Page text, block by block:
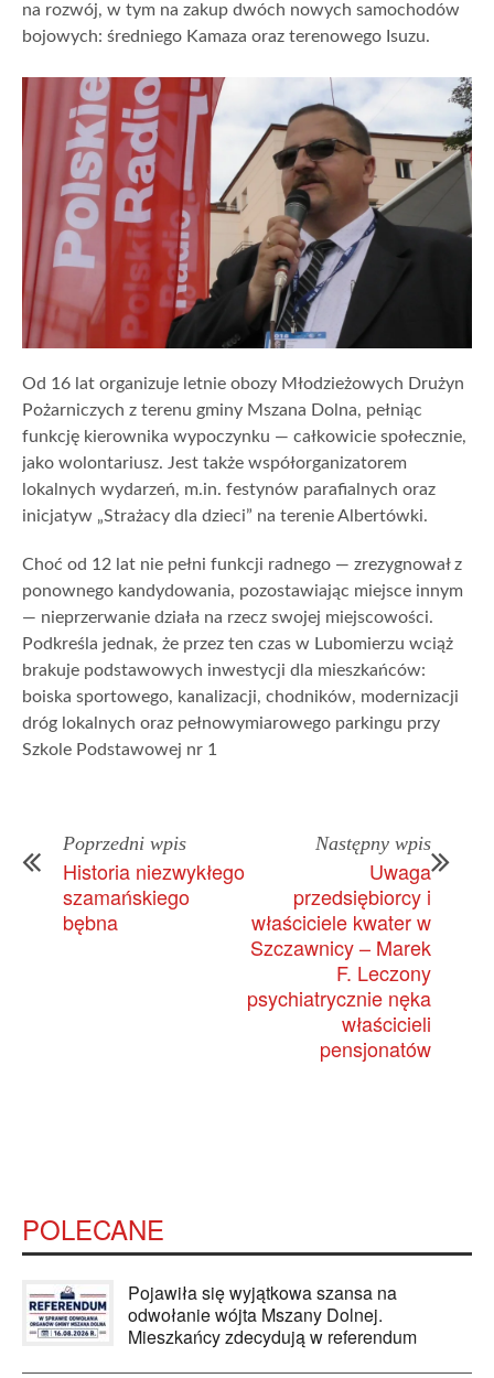
na rozwój, w tym na zakup dwóch nowych samochodów
bojowych: średniego Kamaza oraz terenowego Isuzu.
Od 16 lat organizuje letnie obozy Młodzieżowych Drużyn
Pożarniczych z terenu gminy Mszana Dolna, pełniąc
funkcję kierownika wypoczynku — całkowicie społecznie,
jako wolontariusz. Jest także współorganizatorem
lokalnych wydarzeń, m.in. festynów parafialnych oraz
inicjatyw „Strażacy dla dzieci” na terenie Albertówki.
Choć od 12 lat nie pełni funkcji radnego — zrezygnował z
ponownego kandydowania, pozostawiając miejsce innym
— nieprzerwanie działa na rzecz swojej miejscowości.
Podkreśla jednak, że przez ten czas w Lubomierzu wciąż
brakuje podstawowych inwestycji dla mieszkańców:
boiska sportowego, kanalizacji, chodników, modernizacji
dróg lokalnych oraz pełnowymiarowego parkingu przy
Szkole Podstawowej nr 1
Poprzedni wpis
Historia niezwykłego
szamańskiego
bębna
Następny wpis
Uwaga
przedsiębiorcy i
właściciele kwater w
Szczawnicy – Marek
F. Leczony
psychiatrycznie nęka
właścicieli
pensjonatów
POLECANE
Pojawiła się wyjątkowa szansa na
odwołanie wójta Mszany Dolnej.
Mieszkańcy zdecydują w referendum